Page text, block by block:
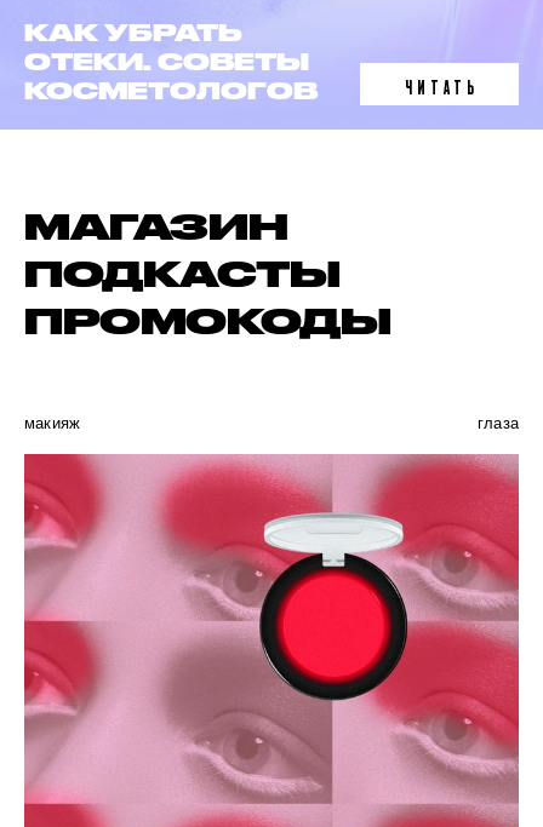
ЧИТАТЬ
ЭПИЛЯЦИЯ
В 6 ФАКТАХ
МАГАЗИН
ПОДКАСТЫ
ПРОМОКОДЫ
макияж глаза